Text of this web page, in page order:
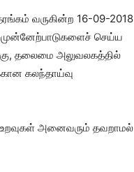
வருகின்ற 16-09-2018
முன்னேற்பாடுகளைச் செய்ய
தலைமை அலுவலகத்தில்
கலந்தாய்வு
அனைவரும் தவறாமல்